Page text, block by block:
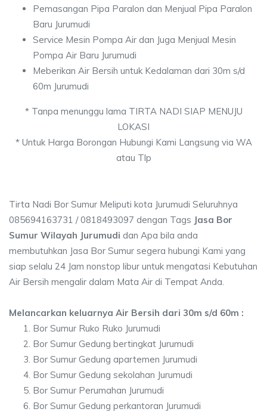
Pemasangan Pipa Paralon dan Menjual Pipa Paralon
Baru Jurumudi
Service Mesin Pompa Air dan Juga Menjual Mesin
Pompa Air Baru Jurumudi
Meberikan Air Bersih untuk Kedalaman dari 30m s/d
60m Jurumudi
* Tanpa menunggu lama TIRTA NADI SIAP MENUJU
LOKASI
* Untuk Harga Borongan Hubungi Kami Langsung via WA
atau Tlp
Tirta Nadi Bor Sumur Meliputi kota Jurumudi Seluruhnya
085694163731 / 0818493097 dengan Tags Jasa Bor
Sumur Wilayah Jurumudi dan Apa bila anda
membutuhkan Jasa Bor Sumur segera hubungi Kami yang
siap selalu 24 Jam nonstop libur untuk mengatasi Kebutuhan
Air Bersih mengalir dalam Mata Air di Tempat Anda.
Melancarkan keluarnya Air Bersih dari 30m s/d 60m :
Bor Sumur Ruko Ruko Jurumudi
Bor Sumur Gedung bertingkat Jurumudi
Bor Sumur Gedung apartemen Jurumudi
Bor Sumur Gedung sekolahan Jurumudi
Bor Sumur Perumahan Jurumudi
Bor Sumur Gedung perkantoran Jurumudi